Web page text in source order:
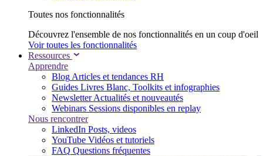
Toutes nos fonctionnalités
Découvrez l'ensemble de nos fonctionnalités en un coup d'oeil
Voir toutes les fonctionnalités
Ressources
Apprendre
Blog Articles et tendances RH
Guides Livres Blanc, Toolkits et infographies
Newsletter Actualités et nouveautés
Webinars Sessions disponibles en replay
Nous rencontrer
LinkedIn Posts, videos
YouTube Vidéos et tutoriels
FAQ Questions fréquentes